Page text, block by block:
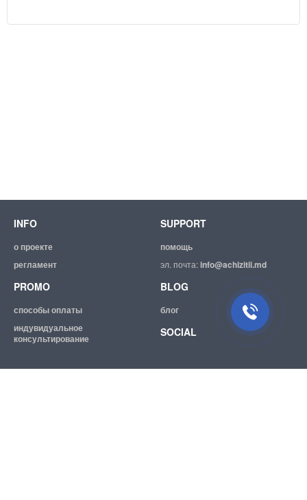
INFO
о проекте
регламент
SUPPORT
помощь
эл. почта:info@achizitii.md
PROMO
способы оплаты
индувидуальное
консультирование
BLOG
блог
SOCIAL